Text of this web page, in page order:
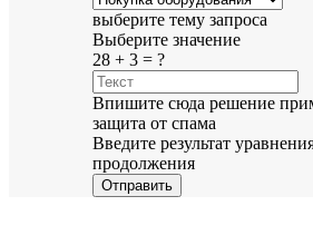
выберите тему запроса
Выберите значение
28 + 3 = ?
Впишите сюда решение
защита от спама
Введите результат
продолжения
Отправить